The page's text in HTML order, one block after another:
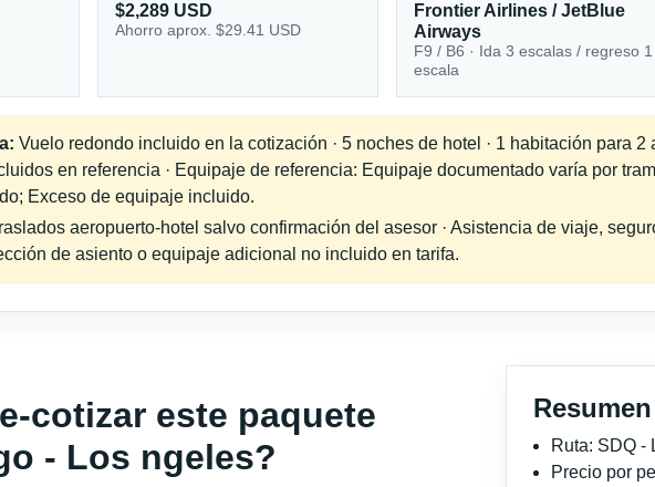
$2,289 USD
Ahorro aprox. $29.41 USD
Frontier Airlines / JetBlue
Airways
F9 / B6 · Ida 3 escalas / regreso 1
escala
Vuelo redondo incluido en la cotización · 5 noches de hotel · 1 habitación para
en referencia · Equipaje de referencia: Equipaje documentado varía por
Exceso de equipaje incluido.
aeropuerto-hotel salvo confirmación del asesor · Asistencia de viaje,
de asiento o equipaje adicional no incluido en tarifa.
cotizar este paquete
- Los ngeles?
Ruta: SDQ -
Precio por